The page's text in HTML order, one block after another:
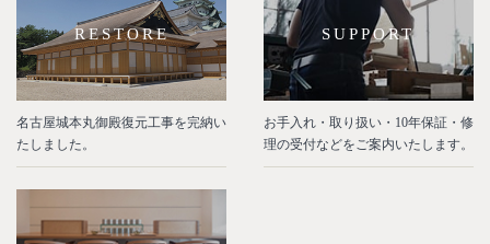
RESTORE
名古屋城本丸御殿復元工事を完納い
たしました。
SUPPORT
お手入れ・取り扱い・10年保証・修
理の受付などをご案内いたします。